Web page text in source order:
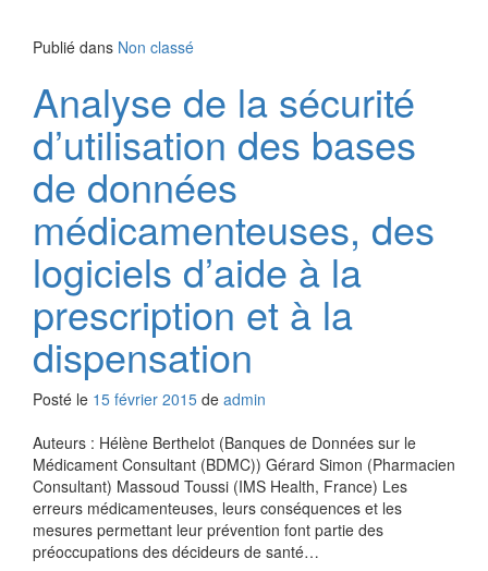
Publié dans Non classé
Analyse de la sécurité
d’utilisation des bases
de données
médicamenteuses, des
logiciels d’aide à la
prescription et à la
dispensation
Posté le 15 février 2015 de admin
Auteurs : Hélène Berthelot (Banques de Données sur le
Médicament Consultant (BDMC)) Gérard Simon (Pharmacien
Consultant) Massoud Toussi (IMS Health, France) Les
erreurs médicamenteuses, leurs conséquences et les
mesures permettant leur prévention font partie des
préoccupations des décideurs de santé…